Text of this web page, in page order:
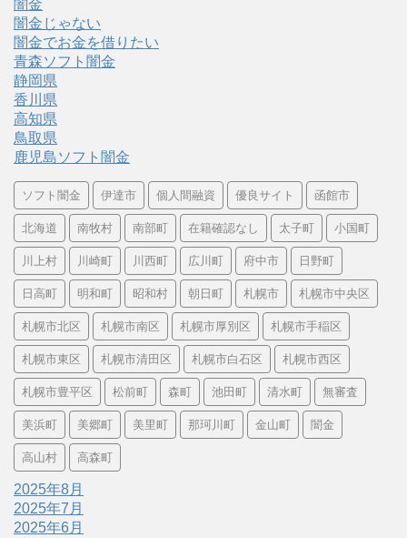
闇金
闇金じゃない
闇金でお金を借りたい
青森ソフト闇金
静岡県
香川県
高知県
鳥取県
鹿児島ソフト闇金
ソフト闇金 伊達市 個人間融資 優良サイト 函館市
北海道 南牧村 南部町 在籍確認なし 太子町 小国町
川上村 川崎町 川西町 広川町 府中市 日野町
日高町 明和町 昭和村 朝日町 札幌市 札幌市中央区
札幌市北区 札幌市南区 札幌市厚別区 札幌市手稲区
札幌市東区 札幌市清田区 札幌市白石区 札幌市西区
札幌市豊平区 松前町 森町 池田町 清水町 無審査
美浜町 美郷町 美里町 那珂川町 金山町 闇金
高山村 高森町
2025年8月
2025年7月
2025年6月